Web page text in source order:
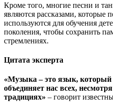
Кроме того, многие песни и
являются рассказами, которые
используются для обучения
поколения, чтобы сохранить
стремлениях.
Цитата эксперта
«Музыка – это язык, который
объединяет нас всех,
традициях» – говорит